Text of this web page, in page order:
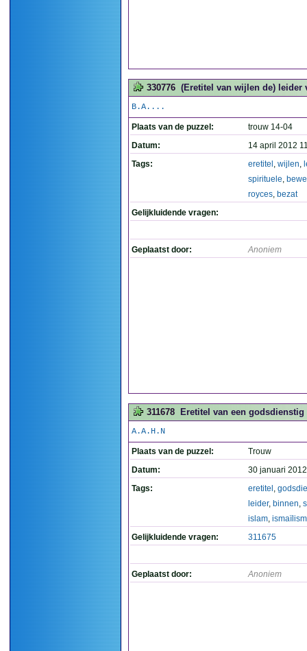
330776 (Eretitel van wijlen de) leider
B.A....
Plaats van de puzzel:
trouw 14-04
Datum:
14 april 2012
Tags:
eretitel , wijlen,
spirituele,
royces, bezat
Gelijkluidende vragen:
Geplaatst door: Anoniem
311678 Eretitel van een
A.A.H.N
Plaats van de puzzel:
Trouw
Datum:
30 januari
Tags:
eretitel ,
leider, binnen,
islam,
Gelijkluidende vragen:
311675
Geplaatst door: Anoniem